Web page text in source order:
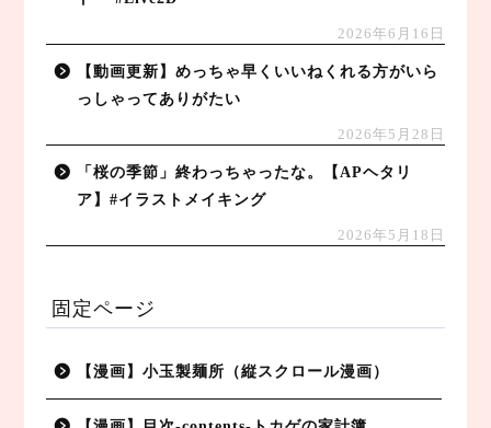
2026年6月16日
【動画更新】めっちゃ早くいいねくれる方がいら
っしゃってありがたい
2026年5月28日
「桜の季節」終わっちゃったな。【APヘタリ
ア】#イラストメイキング
2026年5月18日
固定ページ
【漫画】小玉製麺所（縦スクロール漫画）